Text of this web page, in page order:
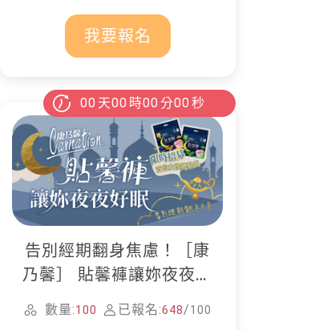
我要報名
00 天00 時00 分00 秒
告別經期翻身焦慮！［康
乃馨］ 貼馨褲讓妳夜夜好
數量:100 已報名:648/100